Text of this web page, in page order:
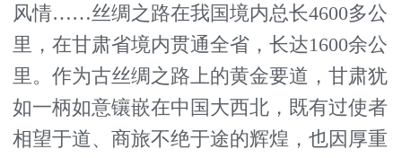
风情……丝绸之路在我国境内总长4600多公
里，在甘肃省境内贯通全省，长达1600余公
里。作为古丝绸之路上的黄金要道，甘肃犹
如一柄如意镶嵌在中国大西北，既有过使者
相望于道、商旅不绝于途的辉煌，也因厚重